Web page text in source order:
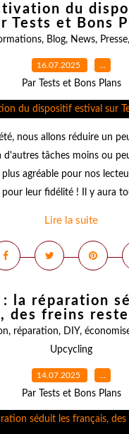
du
Tests et Bons
, Blog, News, Presse,
16.07.2025 …
Par Tests et Bons Plans
nous allons réduire un
d'autres tâches moins ou
agréable pour nos
leur fidélité ! Il y aura
Lire la suite
: la réparation
des freins
, réparation, DIY,
Upcycling
14.07.2025 …
Par Tests et Bons Plans